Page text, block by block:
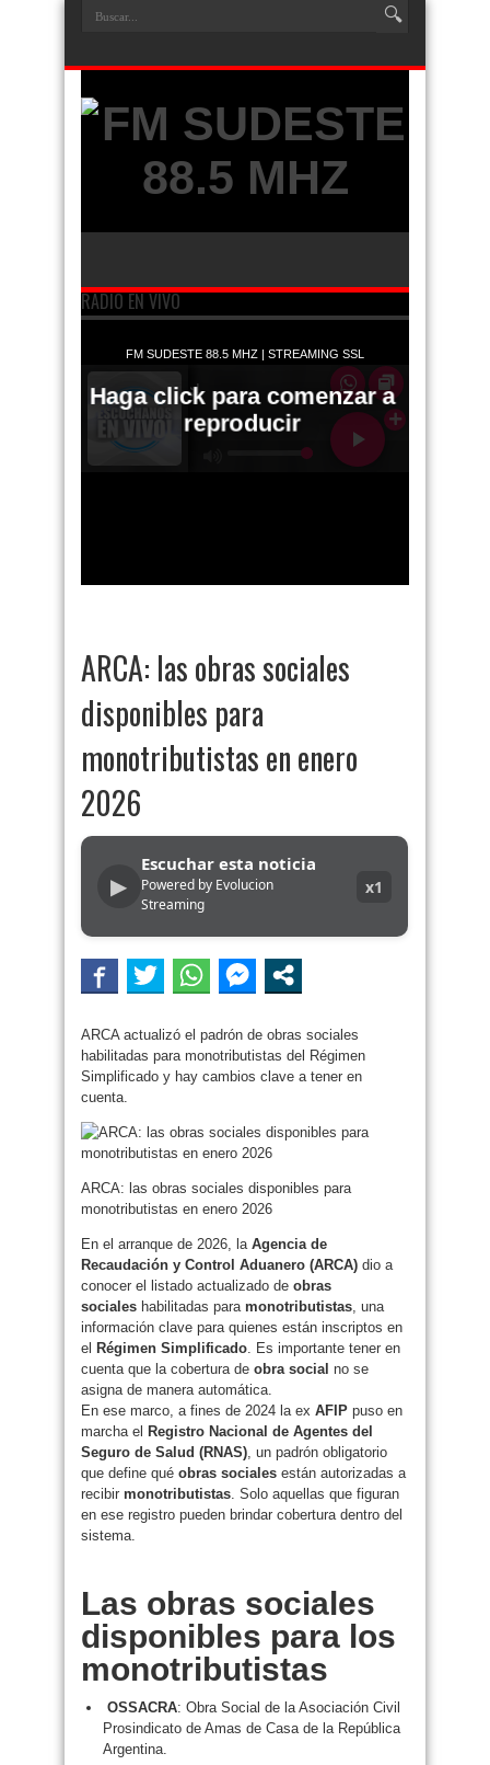
RADIO EN VIVO
ARCA: las obras sociales
disponibles para
monotributistas en enero
2026
▶
Escuchar esta noticia
Powered by Evolucion
Streaming
x1
ARCA actualizó el padrón de obras sociales
habilitadas para monotributistas del Régimen
Simplificado y hay cambios clave a tener en
cuenta.
ARCA: las obras sociales disponibles para
monotributistas en enero 2026
En el arranque de 2026, la Agencia de
Recaudación y Control Aduanero (ARCA) dio a
conocer el listado actualizado de obras
sociales habilitadas para monotributistas, una
información clave para quienes están inscriptos en
el Régimen Simplificado. Es importante tener en
cuenta que la cobertura de obra social no se
asigna de manera automática.
En ese marco, a fines de 2024 la ex AFIP puso en
marcha el Registro Nacional de Agentes del
Seguro de Salud (RNAS), un padrón obligatorio
que define qué obras sociales están autorizadas a
recibir monotributistas. Solo aquellas que figuran
en ese registro pueden brindar cobertura dentro del
sistema.
Las obras sociales
disponibles para los
monotributistas
OSSACRA: Obra Social de la Asociación Civil
Prosindicato de Amas de Casa de la República
Argentina.